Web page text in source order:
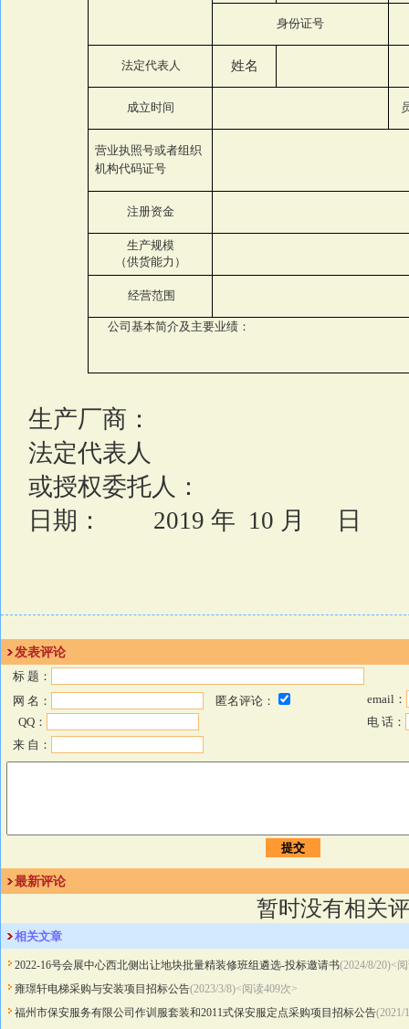
身份证号
法定代表人 姓名
成立时间
营业执照号或者组织
机构代码证号
注册资金
生产规模
（供货能力）
经营范围
公司基本简介及主要业绩：
生产厂商：
法定代表人
或授权委托人：
日期：
2019 年 10 月 日
发表评论
标 题：
网 名：
匿名评论：
email：
QQ：
电 话：
来 自：
最新评论
暂时没有相关
相关文章
2022-16号会展中心西北侧出让地块批量精装修班组遴选-投标邀请书(2024/8/20)<
雍璟轩电梯采购与安装项目招标公告(2023/3/8)<阅读409次>
福州市保安服务有限公司作训服套装和2011式保安服定点采购项目招标公告(2021/